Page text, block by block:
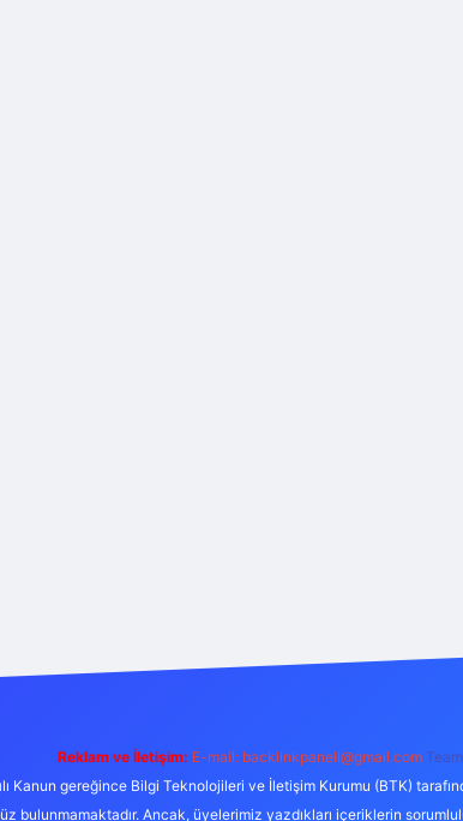
Reklam ve İletişim: E-mail: backlinkpaneli@gmail.com
Kanun gereğince Bilgi Teknolojileri ve İletişim Kurumu (BTK)
bulunmamaktadır. Ancak, üyelerimiz yazdıkları içeriklerin